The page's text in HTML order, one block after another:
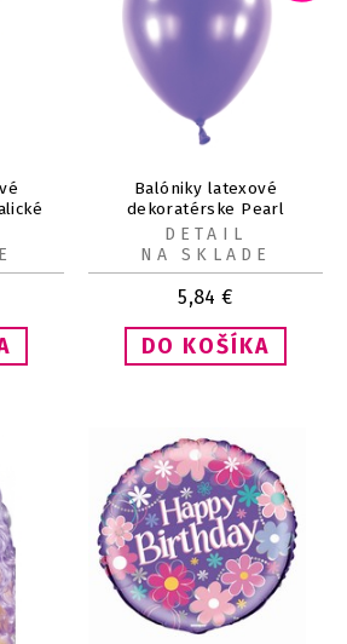
Balóniky latexové
dekoratérske Pearl
Hortenzie 35 cm, 50 ks
5,84 €
DETAIL
NA SKLADE